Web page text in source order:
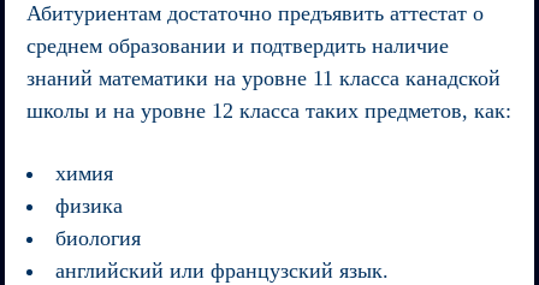
Абитуриентам достаточно предъявить аттестат о
среднем образовании и подтвердить наличие
знаний математики на уровне 11 класса канадской
школы и на уровне 12 класса таких предметов, как:
химия
физика
биология
английский или французский язык.